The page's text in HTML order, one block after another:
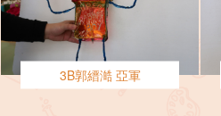
3B郭縉澔 亞軍